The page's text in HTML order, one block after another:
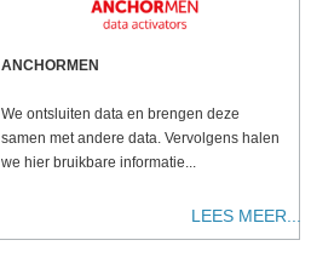
ANCHORMEN
We ontsluiten data en brengen deze
samen met andere data. Vervolgens halen
we hier bruikbare informatie...
LEES MEER...